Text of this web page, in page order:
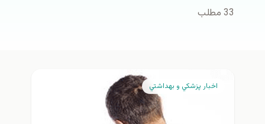
33 مطلب
اخبار پزشكي و بهداشتي